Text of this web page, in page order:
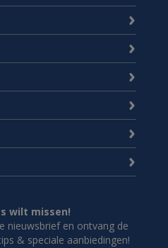
wilt missen!
nieuwsbrief en ontvang de
& speciale aanbiedingen!